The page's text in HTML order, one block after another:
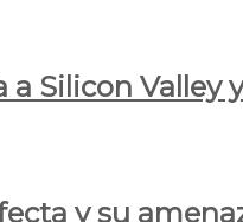
Silicon Valley
y su